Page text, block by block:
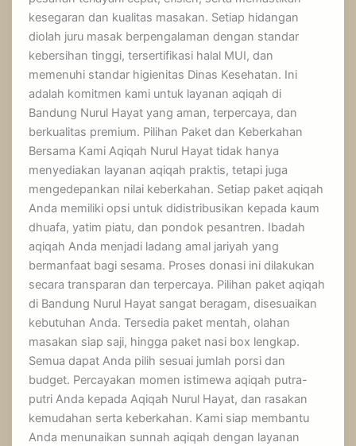
kesegaran dan kualitas masakan. Setiap hidangan
diolah juru masak berpengalaman dengan standar
kebersihan tinggi, tersertifikasi halal MUI, dan
memenuhi standar higienitas Dinas Kesehatan. Ini
adalah komitmen kami untuk layanan aqiqah di
Bandung Nurul Hayat yang aman, terpercaya, dan
berkualitas premium. Pilihan Paket dan Keberkahan
Bersama Kami Aqiqah Nurul Hayat tidak hanya
menyediakan layanan aqiqah praktis, tetapi juga
mengedepankan nilai keberkahan. Setiap paket aqiqah
Anda memiliki opsi untuk didistribusikan kepada kaum
dhuafa, yatim piatu, dan pondok pesantren. Ibadah
aqiqah Anda menjadi ladang amal jariyah yang
bermanfaat bagi sesama. Proses donasi ini dilakukan
secara transparan dan terpercaya. Pilihan paket aqiqah
di Bandung Nurul Hayat sangat beragam, disesuaikan
kebutuhan Anda. Tersedia paket mentah, olahan
masakan siap saji, hingga paket nasi box lengkap.
Semua dapat Anda pilih sesuai jumlah porsi dan
budget. Percayakan momen istimewa aqiqah putra-
putri Anda kepada Aqiqah Nurul Hayat, dan rasakan
kemudahan serta keberkahan. Kami siap membantu
Anda menunaikan sunnah aqiqah dengan layanan